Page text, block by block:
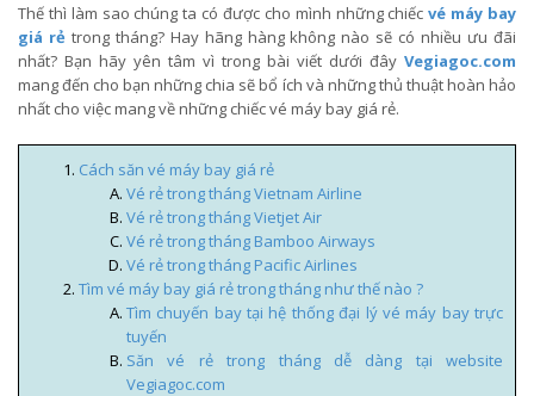
Thế thì làm sao chúng ta có được cho mình những chiếcvé máy bay
giá rẻ trong tháng? Hay hãng hàng không nào sẽ có nhiều ưu đãi
nhất? Bạn hãy yên tâm vì trong bài viết dưới đây Vegiagoc.com
mang đến cho bạn những chia sẽ bổ ích và những thủ thuật hoàn hảo
nhất cho việc mang về những chiếc vé máy bay giá rẻ.
Cách săn vé máy bay giá rẻ
Vé rẻ trong tháng Vietnam Airline
Vé rẻ trong tháng Vietjet Air
Vé rẻ trong tháng Bamboo Airways
Vé rẻ trong tháng Pacific Airlines
Tìm vé máy bay giá rẻ trong tháng như thế nào ?
Tìm chuyến bay tại hệ thống đại lý vé máy bay trực
tuyến
Săn vé rẻ trong tháng dễ dàng tại website
Vegiagoc.com